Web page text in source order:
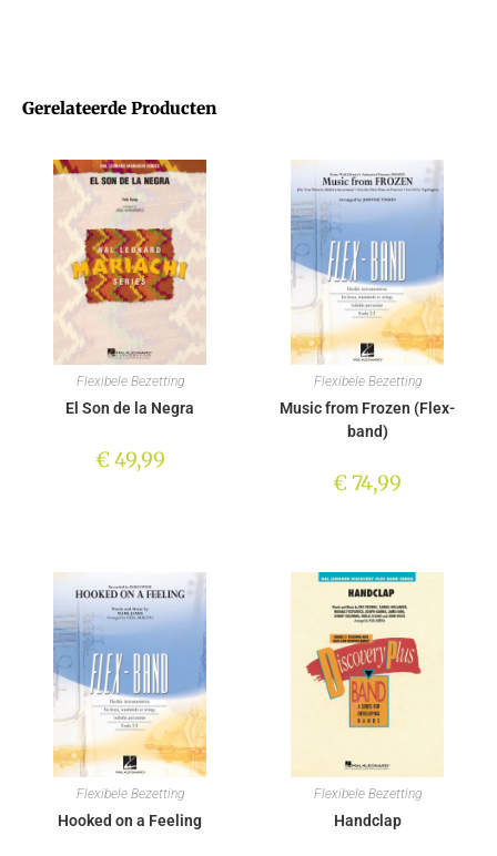
Gerelateerde Producten
Flexibele Bezetting
El Son de la Negra
€49,99
Flexibele Bezetting
Music from Frozen (Flex-
band)
€74,99
Flexibele Bezetting
Hooked on a Feeling
Flexibele Bezetting
Handclap